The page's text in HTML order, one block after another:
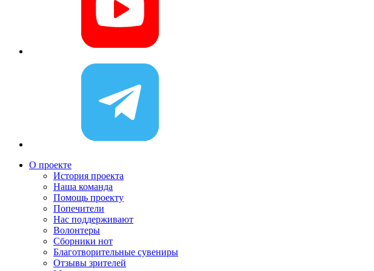
О проекте
История проекта
Наша команда
Помощь проекту
Попечители
Нас поддерживают
Волонтеры
Сборники нот
Благотворительные сувениры
Отзывы зрителей